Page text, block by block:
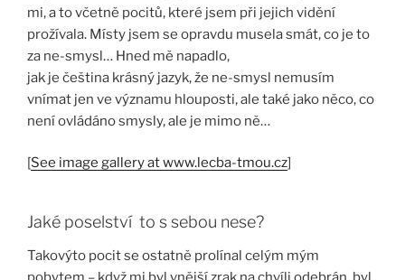
mi, a to včetně pocitů, které jsem při jejich vidění
prožívala. Místy jsem se opravdu musela smát, co je to
za ne-smysl… Hned mě napadlo,
jak je čeština krásný jazyk, že ne-smysl nemusím
vnímat jen ve významu hlouposti, ale také jako něco, co
není ovládáno smysly, ale je mimo ně…
[See image gallery at www.lecba-tmou.cz]
Jaké poselství to s sebou nese?
Takovýto pocit se ostatně prolínal celým mým